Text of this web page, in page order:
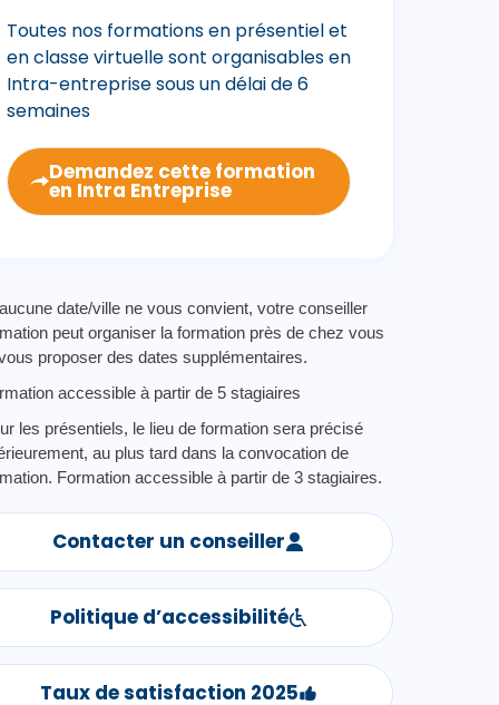
Toutes nos formations en présentiel et
en classe virtuelle sont organisables en
Intra-entreprise sous un délai de 6
semaines
Demandez cette formation
en Intra Entreprise
date/ville ne vous convient, votre conseiller
peut organiser la formation près de chez vous
proposer des dates supplémentaires.
accessible à partir de 5 stagiaires
les présentiels, le lieu de formation sera précisé
au plus tard dans la convocation de
Formation accessible à partir de 3 stagiaires.
Contacter un conseiller
Politique d’accessibilité
Taux de satisfaction 2025